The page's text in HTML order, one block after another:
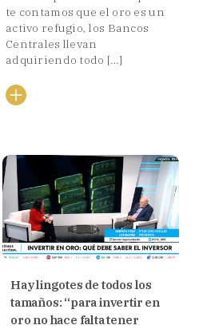
te contamos que el oro es un
activo refugio, los Bancos
Centrales llevan
adquiriendo todo […]
Hay lingotes de todos los
tamaños: “para invertir en
oro no hace falta tener